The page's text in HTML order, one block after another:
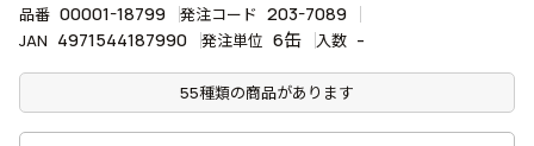
品番 00001-18799 発注コード 203-7089
JAN 4971544187990 発注単位 6缶 入数 -
55種類の商品があります